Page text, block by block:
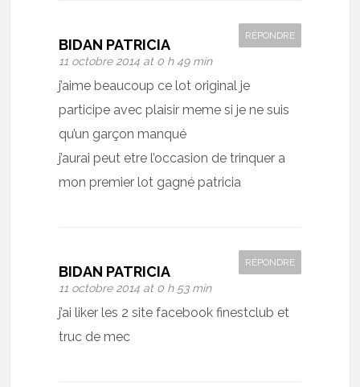
BIDAN PATRICIA
11 octobre 2014 at 0 h 49 min
RÉPONDRE
j’aime beaucoup ce lot original je
participe avec plaisir meme si je ne suis
qu’un garçon manqué
j’aurai peut etre l’occasion de trinquer a
mon premier lot gagné patricia
BIDAN PATRICIA
11 octobre 2014 at 0 h 53 min
RÉPONDRE
j’ai liker les 2 site facebook finestclub et
truc de mec